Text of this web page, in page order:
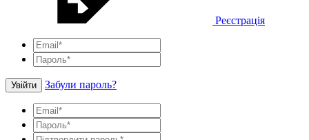
Реєстрація
Увійти Забули пароль?